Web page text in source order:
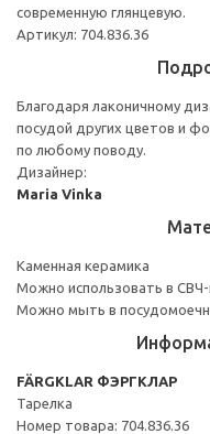
современную глянцевую.
Артикул: 704.836.36
Благодаря лаконичному
посудой других цветов и
по любому поводу.
Дизайнер:
Maria Vinka
Каменная керамика
Можно использовать в СВЧ-
Можно мыть в
FÄRGKLAR ФЭРГКЛАР
Тарелка
Номер товара: 704.836.36